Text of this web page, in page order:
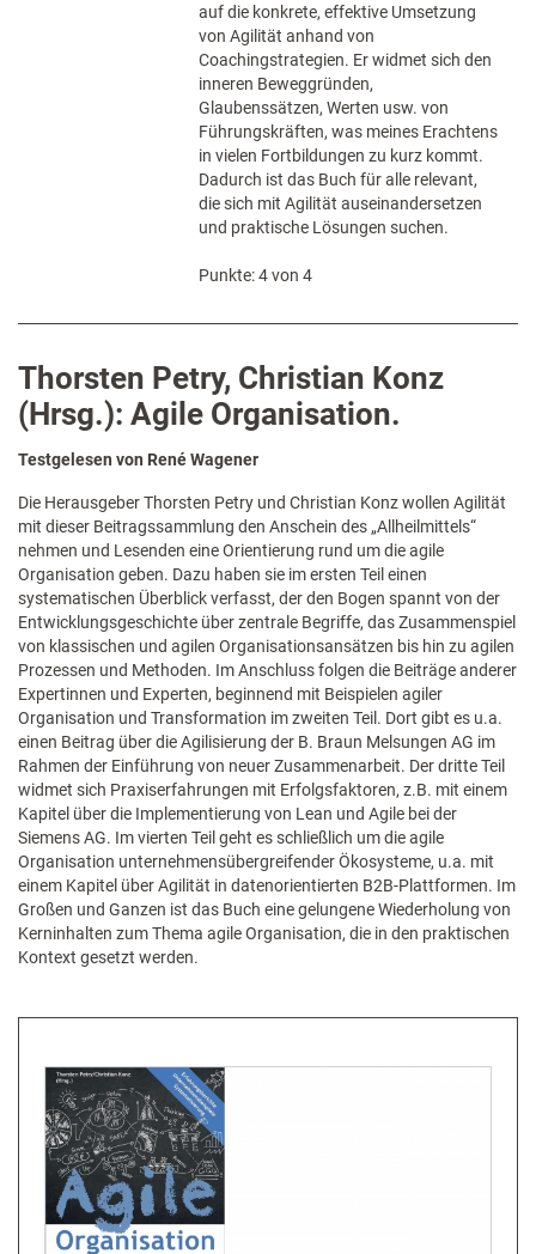
auf die konkrete, effektive Umsetzung
von Agilität anhand von
Coachingstrategien. Er widmet sich den
inneren Beweggründen,
Glaubenssätzen, Werten usw. von
Führungskräften, was meines Erachtens
in vielen Fortbildungen zu kurz kommt.
Dadurch ist das Buch für alle relevant,
die sich mit Agilität auseinandersetzen
und praktische Lösungen suchen.
Punkte: 4 von 4
Thorsten Petry, Christian Konz
(Hrsg.): Agile Organisation.
Testgelesen von René Wagener
Die Herausgeber Thorsten Petry und Christian Konz wollen Agilität
mit dieser Beitragssammlung den Anschein des „Allheilmittels“
nehmen und Lesenden eine Orientierung rund um die agile
Organisation geben. Dazu haben sie im ersten Teil einen
systematischen Überblick verfasst, der den Bogen spannt von der
Entwicklungsgeschichte über zentrale Begriffe, das Zusammenspiel
von klassischen und agilen Organisationsansätzen bis hin zu agilen
Prozessen und Methoden. Im Anschluss folgen die Beiträge anderer
Expertinnen und Experten, beginnend mit Beispielen agiler
Organisation und Transformation im zweiten Teil. Dort gibt es u.a.
einen Beitrag über die Agilisierung der B. Braun Melsungen AG im
Rahmen der Einführung von neuer Zusammenarbeit. Der dritte Teil
widmet sich Praxiserfahrungen mit Erfolgsfaktoren, z.B. mit einem
Kapitel über die Implementierung von Lean und Agile bei der
Siemens AG. Im vierten Teil geht es schließlich um die agile
Organisation unternehmensübergreifender Ökosysteme, u.a. mit
einem Kapitel über Agilität in datenorientierten B2B-Plattformen. Im
Großen und Ganzen ist das Buch eine gelungene Wiederholung von
Kerninhalten zum Thema agile Organisation, die in den praktischen
Kontext gesetzt werden.